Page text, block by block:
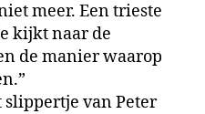
meer. Een tries­te
kijkt naar de
de manier waarop
slippertje van Peter